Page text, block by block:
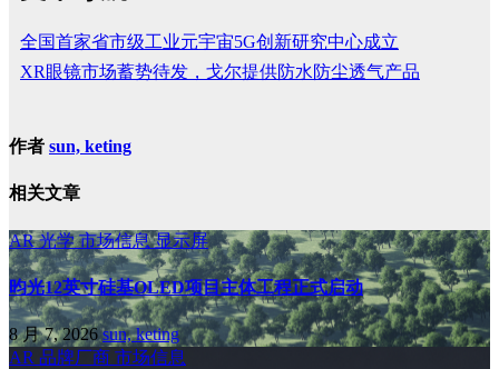
全国首家省市级工业元宇宙5G创新研究中心成立
XR眼镜市场蓄势待发，戈尔提供防水防尘透气产品
作者 sun, keting
相关文章
AR光学市场信息显示屏
昀光12英寸硅基OLED项目主体工程正式启动
8 月 7, 2026sun, keting
AR 品牌厂商 市场信息